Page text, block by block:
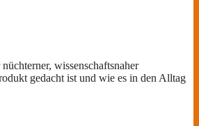
wissenschaftsnaher
gedacht ist und wie es in den Alltag